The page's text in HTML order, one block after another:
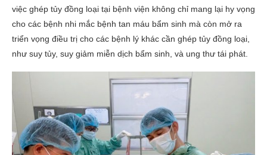
việc ghép tủy đồng loại tại bệnh viện không chỉ mang lại hy vọng
cho các bệnh nhi mắc bệnh tan máu bẩm sinh mà còn mở ra
triển vọng điều trị cho các bệnh lý khác cần ghép tủy đồng loại,
như suy tủy, suy giảm miễn dịch bẩm sinh, và ung thư tái phát.